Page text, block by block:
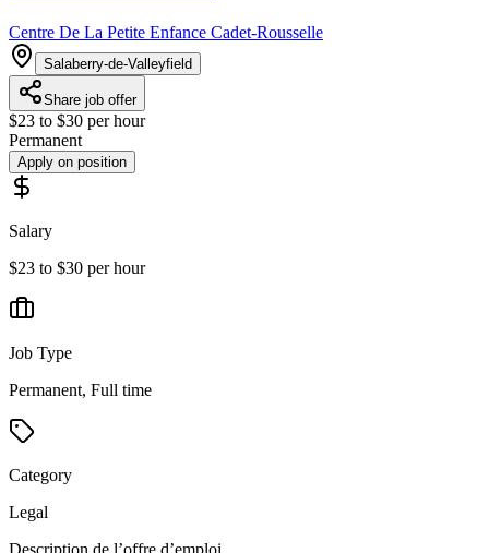
Centre De La Petite Enfance Cadet-Rousselle
Salaberry-de-Valleyfield
Share job offer
$23 to $30 per hour
Permanent
Apply on position
Salary
$23 to $30 per hour
Job Type
Permanent, Full time
Category
Legal